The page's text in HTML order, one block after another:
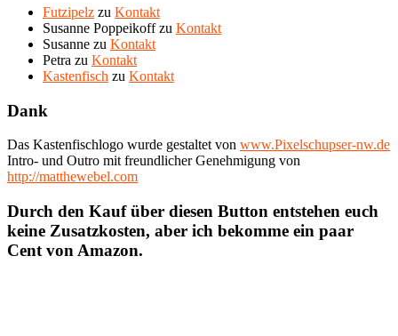
Futzipelz zu Kontakt
Susanne Poppeikoffzu Kontakt
Susanne zu Kontakt
Petra zu Kontakt
Kastenfisch zu Kontakt
Dank
Das Kastenfischlogo wurde gestaltet von www.Pixelschupser-nw.de
Intro- und Outro mit freundlicher Genehmigung von
http://matthewebel.com
Durch den Kauf über diesen Button entstehen euch
keine Zusatzkosten, aber ich bekomme ein paar
Cent von Amazon.